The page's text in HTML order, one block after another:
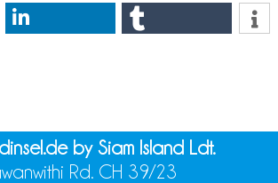
by Siam Island Ldt.
Rd. CH 39/23